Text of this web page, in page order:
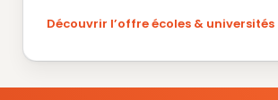
Découvrir l’offre écoles & universités